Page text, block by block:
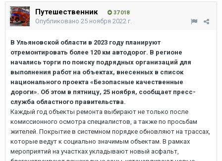
Путешественник 37 018
Опубликовано 25 ноября 2022 г.
В Ульяновской области в 2023 году планируют
отремонтировать более 120 км автодорог. В регионе
начались торги по поиску подрядных организаций для
выполнения работ на объектах, внесенных в список
национального проекта «Безопасные качественные
дороги». Об этом в пятницу, 25 ноября, сообщает пресс-
служба областного правительства.
Каждый год объекты ремонта выбирают не только после
комиссионного осмотра специалистов, а также по просьбам
жителей. Покрытие в системном порядке обновляют на трассах,
которые ведут к социально значимым объектам. В рамках
мероприятий на участках укладывают новый асфальт,